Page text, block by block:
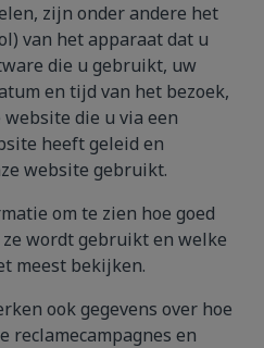
zijn onder andere het
van het apparaat dat u
die u gebruikt, uw
en tijd van het bezoek,
die u via een
heeft geleid en
website gebruikt.
om te zien hoe goed
wordt gebruikt en welke
meest bekijken.
ook gegevens over hoe
reclamecampagnes en